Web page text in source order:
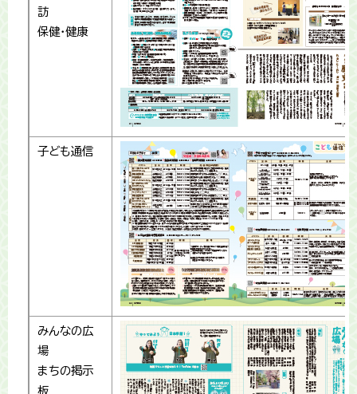
訪
保健・健康
子ども通信
みんなの広
場
まちの掲示
板